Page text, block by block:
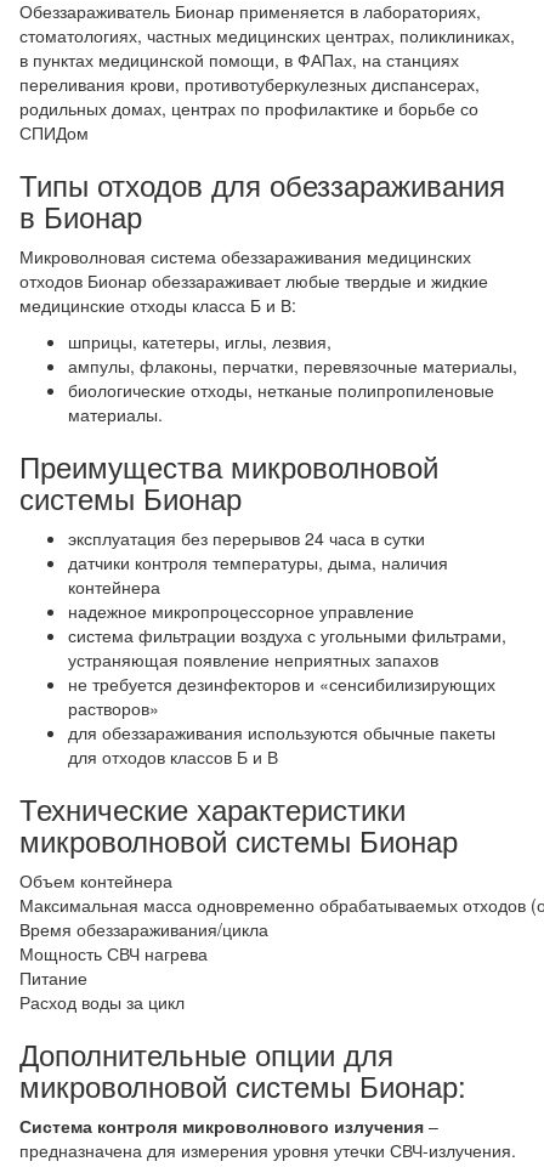
Обеззараживатель Бионар применяется в лабораториях,
стоматологиях, частных медицинских центрах, поликлиниках,
в пунктах медицинской помощи, в ФАПах, на станциях
переливания крови, противотуберкулезных диспансерах,
родильных домах, центрах по профилактике и борьбе со
СПИДом
Типы отходов для обеззараживания
в Бионар
Микроволновая система обеззараживания медицинских
отходов Бионар обеззараживает любые твердые и жидкие
медицинские отходы класса Б и В:
шприцы, катетеры, иглы, лезвия,
ампулы, флаконы, перчатки, перевязочные материалы,
биологические отходы, нетканые полипропиленовые
материалы.
Преимущества микроволновой
системы Бионар
эксплуатация без перерывов 24 часа в сутки
датчики контроля температуры, дыма, наличия
контейнера
надежное микропроцессорное управление
система фильтрации воздуха с угольными фильтрами,
устраняющая появление неприятных запахов
не требуется дезинфекторов и «сенсибилизирующих
растворов»
для обеззараживания используются обычные пакеты
для отходов классов Б и В
Технические характеристики
микроволновой системы Бионар
Объем контейнера
Максимальная масса одновременно обрабатываемых отходов
Время обеззараживания/цикла
Мощность СВЧ нагрева
Питание
Расход воды за цикл
Дополнительные опции для
микроволновой системы Бионар:
Система контроля микроволнового излучения –
предназначена для измерения уровня утечки СВЧ-излучения.